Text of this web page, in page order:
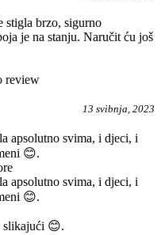
stigla brzo, sigurno
je na stanju. Naručit ću još
13 svibnja, 2023
apsolutno svima, i djeci, i
😊.
apsolutno svima, i djeci, i
😊.
slikajući 😊.